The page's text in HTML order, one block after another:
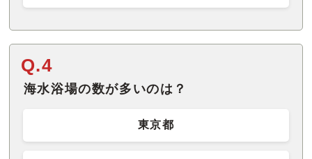
Q.4
海水浴場の数が多いのは？
東京都